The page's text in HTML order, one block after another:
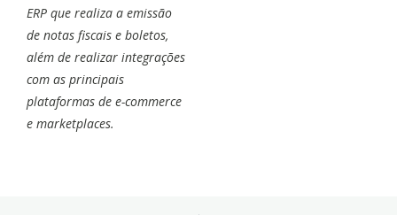
ERP que realiza a emissão
de notas fiscais e boletos,
além de realizar integrações
com as principais
plataformas de e-commerce
e marketplaces.